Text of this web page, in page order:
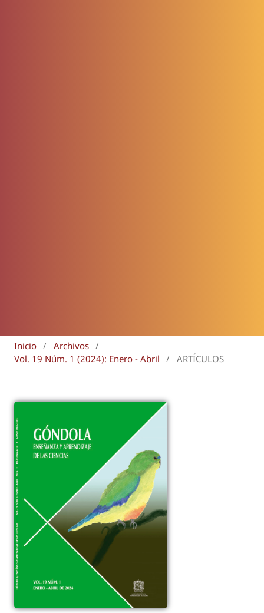
Inicio / Archivos /
Vol. 19 Núm. 1 (2024): Enero - Abril
/ ARTÍCULOS